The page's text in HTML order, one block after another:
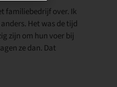
familiebedrijf over. Ik
Het was de tijd
zijn om hun voer bij
ze dan. Dat